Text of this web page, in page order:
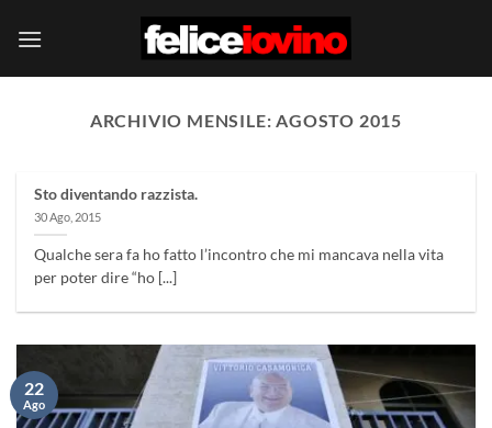
ARCHIVIO MENSILE:AGOSTO 2015
Sto diventando razzista.
30 Ago, 2015
Qualche sera fa ho fatto l’incontro che mi mancava nella vita
per poter dire “ho [...]
22
Ago